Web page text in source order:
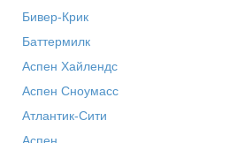
Бивер-Крик
Баттермилк
Аспен Хайлендс
Аспен Сноумасс
Атлантик-Сити